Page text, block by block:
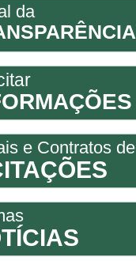
da
e Contratos de